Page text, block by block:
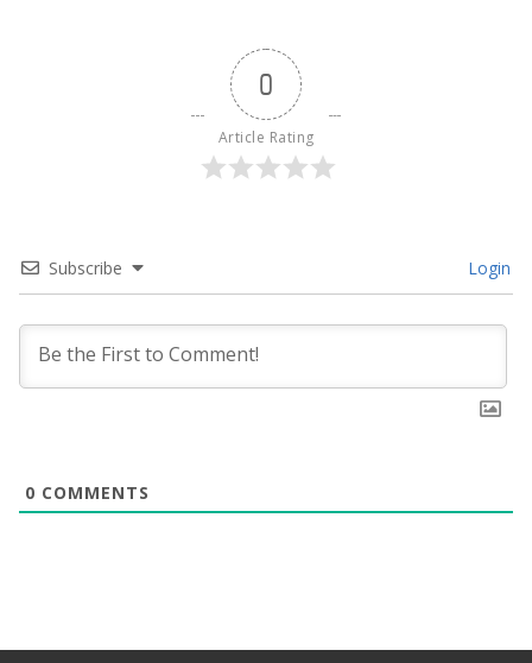
0
Article Rating
Subscribe Login
0 COMMENTS